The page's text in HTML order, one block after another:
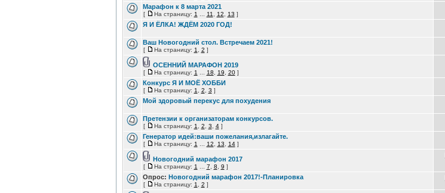
Марафон к 8 марта 2021
[ На страницу: 1 11 12 13 ]
Я И ЁЛКА! ЖДЁМ 2020 ГОД!
Ваш Новогодний стол. Встречаем 2021!
[ На страницу: 1 2 ]
ОСЕННИЙ МАРАФОН 2019
[ На страницу: 1 18 19 20]
Конкурс Я И МОЁ ХОББИ
[ На страницу: 1 2 3 ]
Мой здоровый перекус для похудения
Претензии к организаторам конкурсов.
[ На страницу: 1 2 3 4]
Генератор идей:ваши пожелания,излагайте.
[ На страницу: 1 12 13 14]
Новогодний марафон 2017
[ На страницу: 1 7 8 9 ]
Опрос: Новогодний марафон 2017!-Планировка
[ На страницу: 1 2 ]